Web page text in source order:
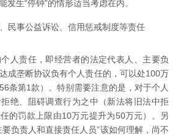
发生“停钟”的情形适当考虑在内。
民事公益诉讼、信用惩戒制度等责任
人责任，即经营者的法定代表人、主要负
成垄断协议负有个人责任的，可以处100万
条第1款）。特别需要注意的是，对于个人
绝、阻碍调查行为之中（新法将旧法中拒
的罚款上限由10万元提升为50万元）。另
负责人和直接责任人员”该如何理解，尚不